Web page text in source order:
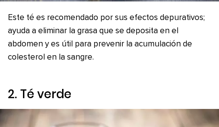
Este té es recomendado por sus efectos depurativos;
ayuda a eliminar la grasa que se deposita en el
abdomen y es útil para prevenir la acumulación de
colesterol en la sangre.
2. Té verde